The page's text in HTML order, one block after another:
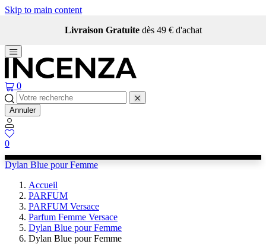
Skip to main content
Livraison Gratuite dès 49 € d'achat
0
Annuler
0
Dylan Blue pour Femme
Accueil
PARFUM
PARFUM Versace
Parfum Femme Versace
Dylan Blue pour Femme
Dylan Blue pour Femme